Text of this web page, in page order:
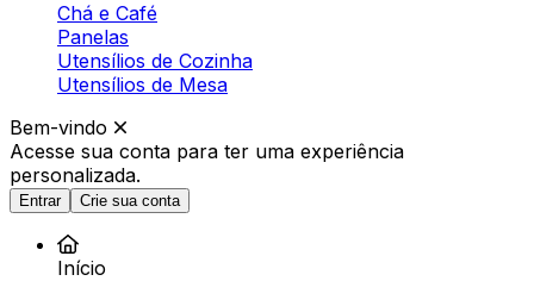
Chá e Café
Panelas
Utensílios de Cozinha
Utensílios de Mesa
Bem-vindo
Acesse sua conta para ter uma experiência
personalizada.
Entrar Crie sua conta
Início